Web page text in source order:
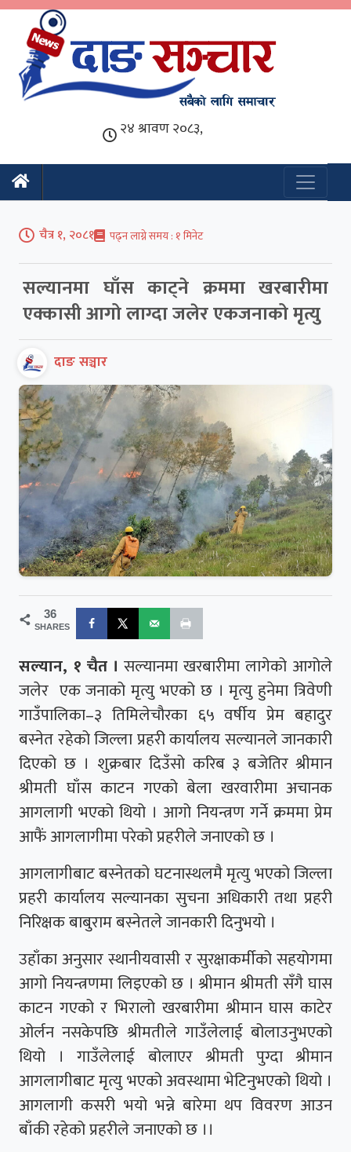
चैत्र १, २०८१ पढ्न लाग्ने समय :
सल्यानमा घाँस काट्ने क्रममा खरबारीमा
एक्कासी आगो लाग्दा जलेर एकजनाको मृत्यु
दाङ सञ्चार
36
SHARES
सल्यान, १ चैत । सल्यानमा खरबारीमा लागेको आगोले
जलेर एक जनाको मृत्यु भएको छ । मृत्यु हुनेमा त्रिवेणी
गाउँपालिका–३ तिमिलेचौरका ६५ वर्षीय प्रेम बहादुर
बस्नेत रहेको जिल्ला प्रहरी कार्यालय सल्यानले जानकारी
दिएको छ । शुक्रबार दिउँसो करिब ३ बजेतिर श्रीमान
श्रीमती घाँस काटन गएको बेला खरवारीमा अचानक
आगलागी भएको थियो । आगो नियन्त्रण गर्ने क्रममा प्रेम
आफैं आगलागीमा परेको प्रहरीले जनाएको छ ।
आगलागीबाट बस्नेतको घटनास्थलमै मृत्यु भएको जिल्ला
प्रहरी कार्यालय सल्यानका सुचना अधिकारी तथा प्रहरी
निरिक्षक बाबुराम बस्नेतले जानकारी दिनुभयो ।
उहाँका अनुसार स्थानीयवासी र सुरक्षाकर्मीको सहयोगमा
आगो नियन्त्रणमा लिइएको छ । श्रीमान श्रीमती सँगै घास
काटन गएको र भिरालो खरबारीमा श्रीमान घास काटेर
ओर्लन नसकेपछि श्रीमतीले गाउँलेलाई बोलाउनुभएको
थियो । गाउँलेलाई बोलाएर श्रीमती पुग्दा श्रीमान
आगलागीबाट मृत्यु भएको अवस्थामा भेटिनुभएको थियो ।
आगलागी कसरी भयो भन्ने बारेमा थप विवरण आउन
बाँकी रहेको प्रहरीले जनाएको छ ।।